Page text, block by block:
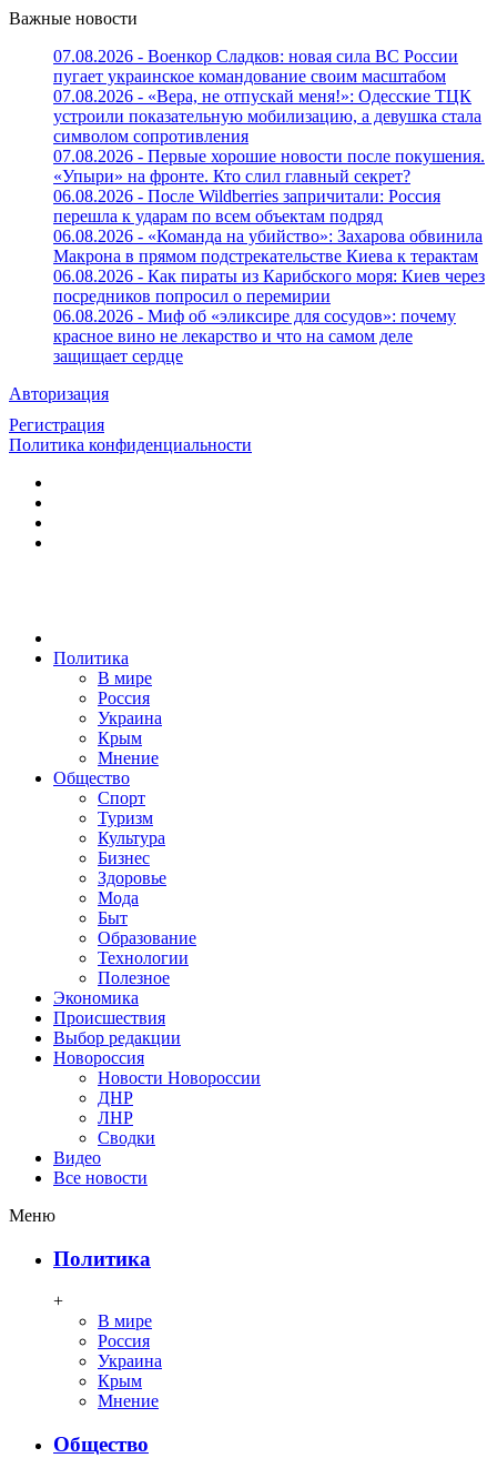
Важные новости
07.08.2026 - Военкор Сладков: новая сила ВС России
пугает украинское командование своим масштабом
07.08.2026 - «Вера, не отпускай меня!»: Одесские ТЦК
устроили показательную мобилизацию, а девушка стала
символом сопротивления
07.08.2026 - Первые хорошие новости после покушения.
«Упыри» на фронте. Кто слил главный секрет?
06.08.2026 - После Wildberries запричитали: Россия
перешла к ударам по всем объектам подряд
06.08.2026 - «Команда на убийство»: Захарова обвинила
Макрона в прямом подстрекательстве Киева к терактам
06.08.2026 - Как пираты из Карибского моря: Киев через
посредников попросил о перемирии
06.08.2026 - Миф об «эликсире для сосудов»: почему
красное вино не лекарство и что на самом деле
защищает сердце
Авторизация
Регистрация
Политика конфиденциальности
Политика
В мире
Россия
Украина
Крым
Мнение
Общество
Спорт
Туризм
Культура
Бизнес
Здоровье
Мода
Быт
Образование
Технологии
Полезное
Экономика
Происшествия
Выбор редакции
Новороссия
Новости Новороссии
ДНР
ЛНР
Сводки
Видео
Все новости
Меню
Политика
+
В мире
Россия
Украина
Крым
Мнение
Общество